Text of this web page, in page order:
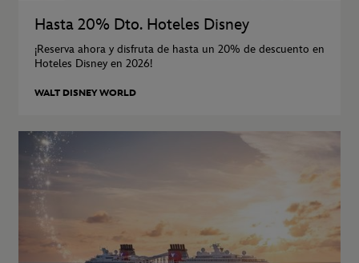
Hasta 20% Dto. Hoteles Disney
¡Reserva ahora y disfruta de hasta un 20% de descuento en
Hoteles Disney en 2026!
WALT DISNEY WORLD